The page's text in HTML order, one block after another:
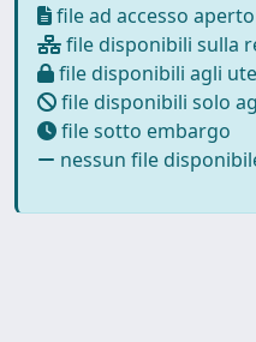
file ad accesso aperto
file disponibili sulla
file disponibili agli
file disponibili solo
file sotto embargo
nessun file